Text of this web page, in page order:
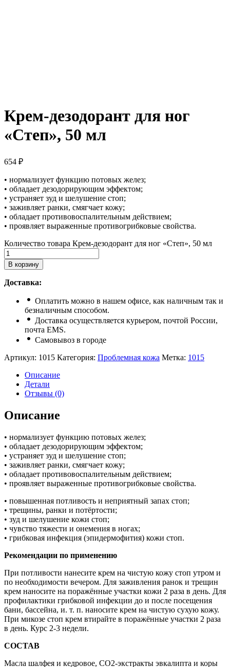
Крем-дезодорант для ног
«Степ», 50 мл
654 ₽
• нормализует функцию потовых желез;
• обладает дезодорирующим эффектом;
• устраняет зуд и шелушение стоп;
• заживляет ранки, смягчает кожу;
• обладает противовоспалительным действием;
• проявляет выраженные противогрибковые свойства.
Количество товара Крем-дезодорант для ног «Степ», 50 мл
В корзину
Доставка:
Оплатить можно в нашем офисе, как наличным так и
безналичным способом.
Доставка осуществляется курьером, почтой России,
почта ЕМS.
Самовывоз в городе
Артикул: 1015 Категория: Проблемная кожа Метка: 1015
Описание
Детали
Отзывы (0)
Описание
• нормализует функцию потовых желез;
• обладает дезодорирующим эффектом;
• устраняет зуд и шелушение стоп;
• заживляет ранки, смягчает кожу;
• обладает противовоспалительным действием;
• проявляет выраженные противогрибковые свойства.
• повышенная потливость и неприятный запах стоп;
• трещины, ранки и потёртости;
• зуд и шелушение кожи стоп;
• чувство тяжести и онемения в ногах;
• грибковая инфекция (эпидермофития) кожи стоп.
Рекомендации по применению
При потливости нанесите крем на чистую кожу стоп утром и
по необходимости вечером. Для заживления ранок и трещин
крем наносите на поражённые участки кожи 2 раза в день. Для
профилактики грибковой инфекции до и после посещения
бани, бассейна, и. т. п. наносите крем на чистую сухую кожу.
При микозе стоп крем втирайте в поражённые участки 2 раза
в день. Курс 2-3 недели.
СОСТАВ
Масла шалфея и кедровое, СО2-экстракты эвкалипта и коры